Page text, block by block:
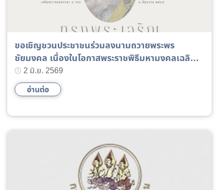
ขอเชิญชวนประชาชนร่วมลงนามถวายพระพร
ชัยมงคล เนื่องในโอกาสพระราชพิธีมหามงคลเฉลิม
พระชนมพรรษา ๔ รอบ สมเด็จพระนางเจ้า ฯ พระบรม
ราชินี ๓ มิถุนายน ๒๕๖๙
2 มิ.ย. 2569
อ่านต่อ